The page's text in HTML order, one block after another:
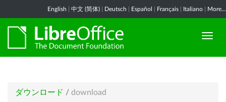
English 中文 (简体) Deutsch Español Français Italiano More...
ダウンロード / download